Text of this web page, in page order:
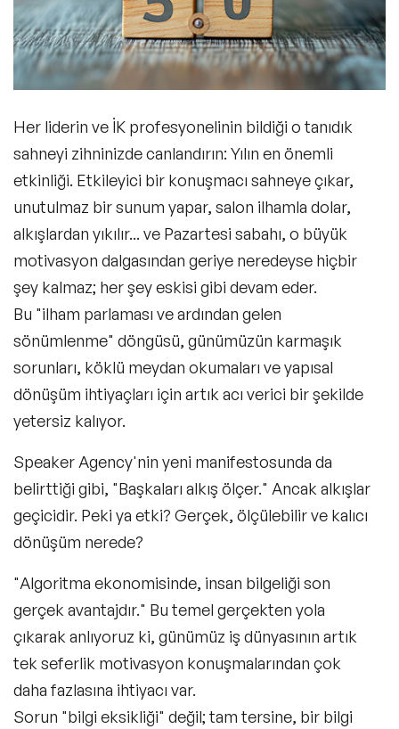
Her liderin ve İK profesyonelinin bildiği o tanıdık
sahneyi zihninizde canlandırın: Yılın en önemli
etkinliği. Etkileyici bir konuşmacı sahneye çıkar,
unutulmaz bir sunum yapar, salon ilhamla dolar,
alkışlardan yıkılır... ve Pazartesi sabahı, o büyük
motivasyon dalgasından geriye neredeyse hiçbir
şey kalmaz; her şey eskisi gibi devam eder.
Bu "ilham parlaması ve ardından gelen
sönümlenme" döngüsü, günümüzün karmaşık
sorunları, köklü meydan okumaları ve yapısal
dönüşüm ihtiyaçları için artık acı verici bir şekilde
yetersiz kalıyor.
Speaker Agency'nin yeni manifestosunda da
belirttiği gibi, "Başkaları alkış ölçer." Ancak alkışlar
geçicidir. Peki ya etki? Gerçek, ölçülebilir ve kalıcı
dönüşüm nerede?
"Algoritma ekonomisinde, insan bilgeliği son
gerçek avantajdır." Bu temel gerçekten yola
çıkarak anlıyoruz ki, günümüz iş dünyasının artık
tek seferlik motivasyon konuşmalarından çok
daha fazlasına ihtiyacı var.
Sorun "bilgi eksikliği" değil; tam tersine, bir bilgi